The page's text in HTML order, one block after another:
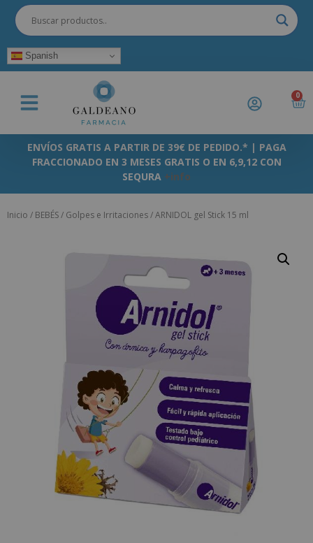
Spanish
0
ENVÍOS GRATIS A PARTIR DE 39€ DE PEDIDO.* | PAGA
FRACCIONADO EN 3 MESES GRATIS O EN 6,9,12 CON
SEQURA +info
Inicio / BEBÉS/ Golpes e Irritaciones/ ARNIDOL gel Stick 15 ml